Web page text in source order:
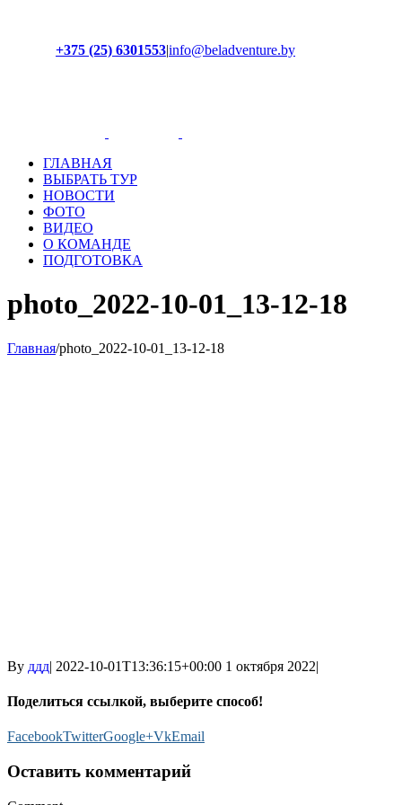
+375 (25) 6301553|info@beladventure.by
ГЛАВНАЯ
ВЫБРАТЬ ТУР
НОВОСТИ
ФОТО
ВИДЕО
О КОМАНДЕ
ПОДГОТОВКА
photo_2022-10-01_13-12-18
Главная/photo_2022-10-01_13-12-18
By ддд| 2022-10-01T13:36:15+00:00 1 октября 2022|
Поделиться ссылкой, выберите способ!
FacebookTwitterGoogle+VkEmail
Оставить комментарий